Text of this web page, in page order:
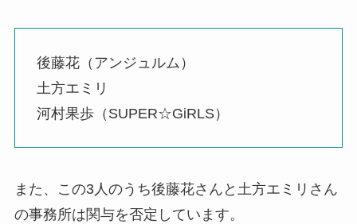
後藤花（アンジュルム）
土方エミリ
河村果歩（SUPER☆GiRLS）
また、この3人のうち後藤花さんと土方エミリさん
の事務所は関与を否定しています。